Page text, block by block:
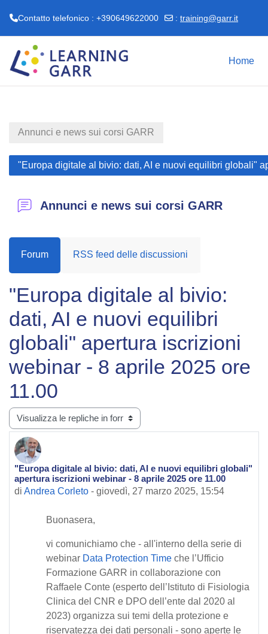
Contatto telefonico : +390649622000 : training@garr.it
Home
Annunci e news sui corsi GARR
"Europa digitale al bivio: dati, AI e nuovi equilibri globali"
Annunci e news sui corsi GARR
Forum RSS feed delle discussioni
"Europa digitale al bivio:
dati, AI e nuovi equilibri
globali" apertura iscrizioni
webinar - 8 aprile 2025 ore
11.00
Modalità visualizzazione
"Europa digitale al bivio: dati, AI e nuovi equilibri globali"
apertura iscrizioni webinar - 8 aprile 2025 ore 11.00
di Andrea Corleto - giovedì, 27 marzo 2025, 15:54
Numero di risposte: 0
Buonasera,
vi comunichiamo che - all'interno della serie di
webinar Data Protection Time che l’Ufficio
Formazione GARR in collaborazione con
Raffaele Conte (esperto dell’Istituto di Fisiologia
Clinica del CNR e DPO dell’ente dal 2020 al
2023) organizza sui temi della protezione e
riservatezza dei dati personali - sono aperte le